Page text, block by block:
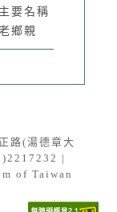
主要名稱：我們都是
鄉親
路(湯德章大
|
of Taiwan